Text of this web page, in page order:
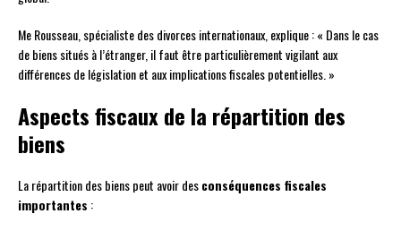
Me Rousseau, spécialiste des divorces internationaux, explique : « Dans le cas
de biens situés à l’étranger, il faut être particulièrement vigilant aux
différences de législation et aux implications fiscales potentielles. »
Aspects fiscaux de la répartition des
biens
La répartition des biens peut avoir desconséquences fiscales
importantes :